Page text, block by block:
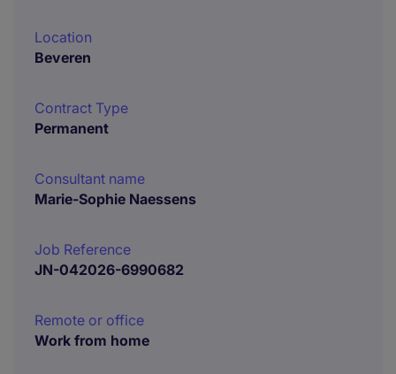
Location
Beveren
Contract Type
Permanent
Consultant name
Marie-Sophie Naessens
Job Reference
JN-042026-6990682
Remote or office
Work from home